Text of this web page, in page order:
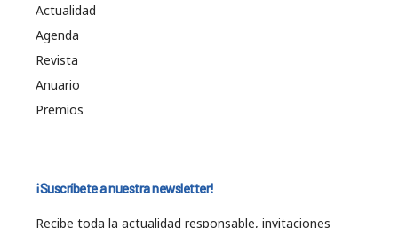
Actualidad
Agenda
Revista
Anuario
Premios
¡Suscríbete a nuestra newsletter!
Recibe toda la actualidad responsable, invitaciones